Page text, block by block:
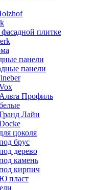
плитке
панели
панели
Профиль
Лайн
цоколя
брус
дерево
камень
кирпич
пласт